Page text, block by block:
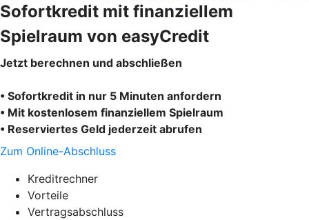
Sofortkredit mit finanziellem
Spielraum von easyCredit
Jetzt berechnen und abschließen
• Sofortkredit in nur 5 Minuten anfordern
• Mit kostenlosem finanziellem Spielraum
• Reserviertes Geld jederzeit abrufen
Zum Online-Abschluss
Kreditrechner
Vorteile
Vertragsabschluss